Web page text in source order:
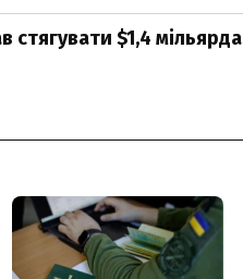
стягувати $1,4